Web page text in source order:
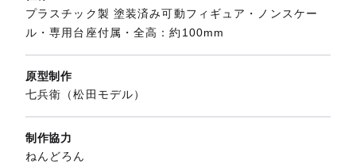
プラスチック製 塗装済み可動フィギュア・ノンスケー
ル・専用台座付属・全高：約100mm
原型制作
七兵衛（松田モデル）
制作協力
ねんどろん